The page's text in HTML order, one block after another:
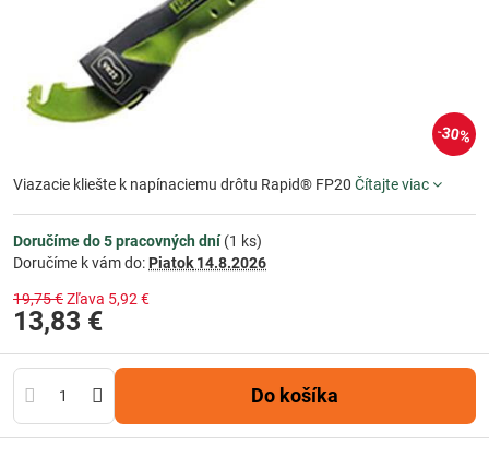
30%
Viazacie kliešte k napínaciemu drôtu Rapid® FP20 Čítajte viac
Doručíme do 5 pracovných dní(1 ks)
Doručíme k vám do: Piatok 14.8.2026
19,75 €Zľava 5,92 €
13,83 €
Do košíka